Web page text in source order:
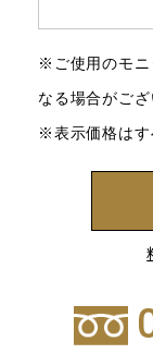
※ご使用のモニ
なる場合がござ
※表示価格はす